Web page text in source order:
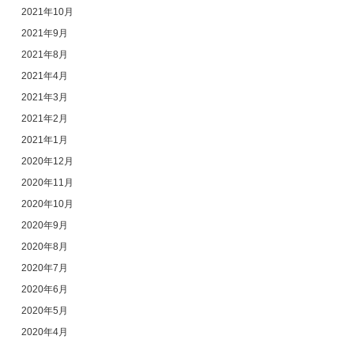
2021年10月
2021年9月
2021年8月
2021年4月
2021年3月
2021年2月
2021年1月
2020年12月
2020年11月
2020年10月
2020年9月
2020年8月
2020年7月
2020年6月
2020年5月
2020年4月